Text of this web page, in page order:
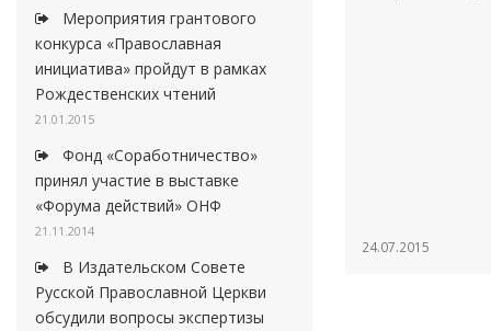
Мероприятия грантового
конкурса «Православная
инициатива» пройдут в рамках
Рождественских чтений
21.01.2015
Фонд «Соработничество»
принял участие в выставке
«Форума действий» ОНФ
21.11.2014
В Издательском Совете
Русской Православной Церкви
обсудили вопросы экспертизы
24.07.2015